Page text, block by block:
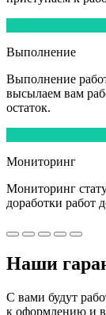
Выполнение
Выполнение
высылаем вам
остаток.
Мониторинг
Мониторинг
доработки работ
Наши
С вами будут
к оформлению и